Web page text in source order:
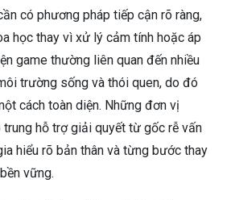
có phương pháp tiếp cận rõ ràng,
học thay vì xử lý cảm tính hoặc áp
game thường liên quan đến nhiều
trường sống và thói quen, do đó
cách toàn diện. Những đơn vị
hỗ trợ giải quyết từ gốc rễ vấn
hiểu rõ bản thân và từng bước thay
vững.